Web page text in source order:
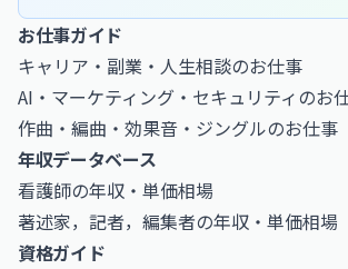
お仕事ガイド
キャリア・副業・人生相談のお仕事
AI・マーケティング・セキュリティのお
作曲・編曲・効果音・ジングルのお仕事
年収データベース
看護師の年収・単価相場
著述家，記者，編集者の年収・単価相場
資格ガイド